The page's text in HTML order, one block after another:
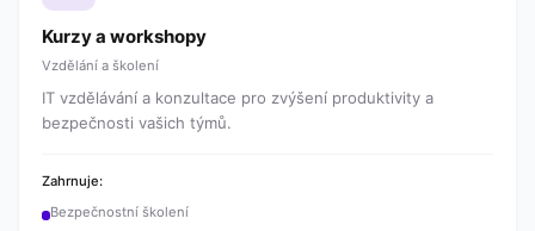
Kurzy a workshopy
Vzdělání a školení
IT vzdělávání a konzultace pro zvýšení produktivity a
bezpečnosti vašich týmů.
Zahrnuje:
Bezpečnostní školení